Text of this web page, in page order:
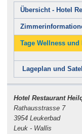
Übersicht - Hotel
Tage Wellness
Lageplan und
Hotel Restaurant
Rathausstrasse 7
3954 Leukerbad
Leuk - Wallis